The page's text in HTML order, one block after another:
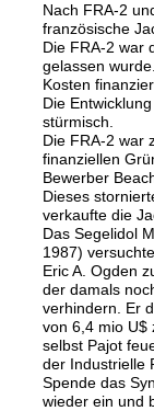
Nach FRA-2
französische
Die FRA-2 war
gelassen
Kosten
Die
stürmisch.
Die FRA-2 war
finanziellen
Bewerber
Dieses
verkaufte die
Das Segelidol
1987)
Eric A. Ogden
der damals
verhindern. Er
von 6,4 mio U$
selbst Pajot
der Industrielle
Spende das
wieder ein und